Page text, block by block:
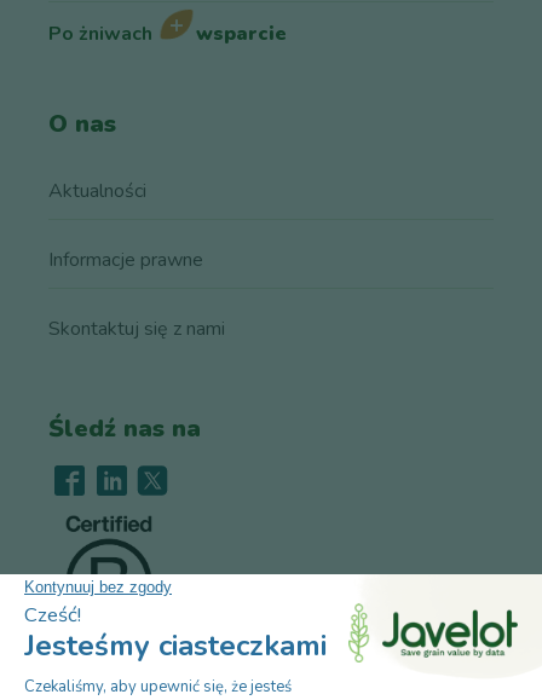
Po żniwach wsparcie
O nas
Aktualności
Informacje prawne
Skontaktuj się z nami
Śledź nas na